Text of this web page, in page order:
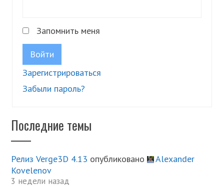
Запомнить меня
Войти
Зарегистрироваться
Забыли пароль?
Последние темы
Релиз Verge3D 4.13 опубликовано
Alexander
Kovelenov
3 недели назад